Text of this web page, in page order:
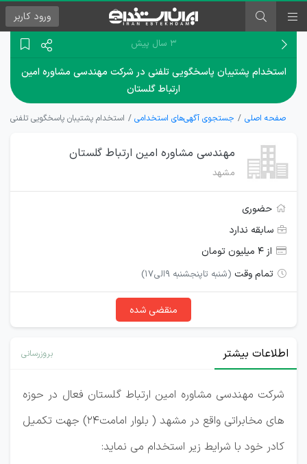
ورود کاربر
۳ سال پیش
استخدام پشتیبان پاسخگویی تلفنی در شرکت مهندسی مشاوره امین
ارتباط گلستان
صفحه اصلی جستجوی آگهی‌های استخدامی استخدام پشتیبان پاسخگویی تلفنی
مهندسی مشاوره امین ارتباط گلستان
مشهد
حضوری
سابقه ندارد
از ۴ میلیون تومان
تمام وقت (شنبه تاپنجشنبه 9الی17)
منقضی شده
اطلاعات بیشتر بروزرسانی
شرکت مهندسی مشاوره امین ارتباط گلستان فعال در حوزه
های مخابراتی واقع در مشهد ( بلوار امامت24) جهت تکمیل
کادر خود با شرایط زیر استخدام می نماید: